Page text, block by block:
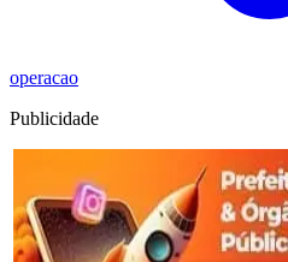
operacao
Publicidade